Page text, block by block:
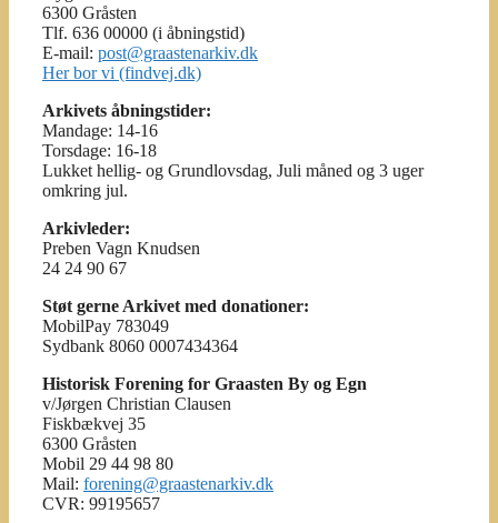
6300 Gråsten
Tlf. 636 00000 (i åbningstid)
E-mail: post@graastenarkiv.dk
Her bor vi (findvej.dk)
Arkivets åbningstider:
Mandage: 14-16
Torsdage: 16-18
Lukket hellig- og Grundlovsdag, Juli måned og 3 uger
omkring jul.
Arkivleder:
Preben Vagn Knudsen
24 24 90 67
Støt gerne Arkivet med donationer:
MobilPay 783049
Sydbank 8060 0007434364
Historisk Forening for Graasten By og Egn
v/Jørgen Christian Clausen
Fiskbækvej 35
6300 Gråsten
Mobil 29 44 98 80
Mail: forening@graastenarkiv.dk
CVR: 99195657